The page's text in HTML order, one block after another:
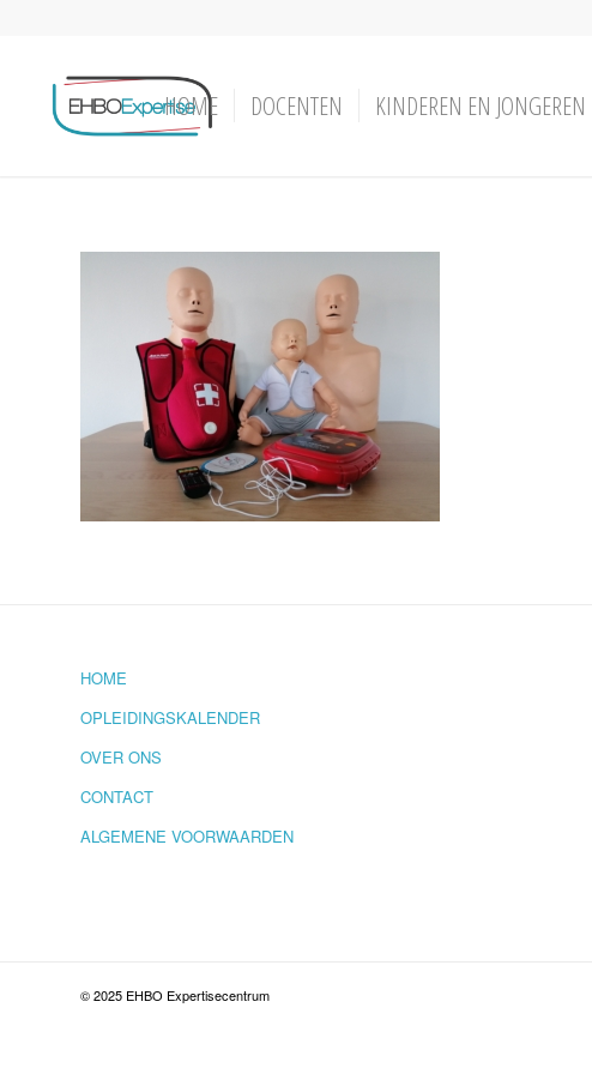
HOME DOCENTEN KINDEREN EN JONGEREN
HOME
OPLEIDINGSKALENDER
OVER ONS
CONTACT
ALGEMENE VOORWAARDEN
© 2025 EHBO Expertisecentrum